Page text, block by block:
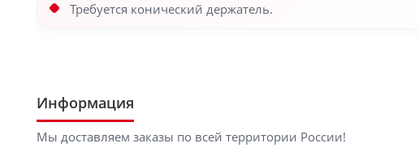
Требуется конический держатель.
Информация
Мы доставляем заказы по всей территории России!